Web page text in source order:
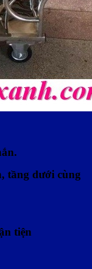
tầng dưới cùng
tiện